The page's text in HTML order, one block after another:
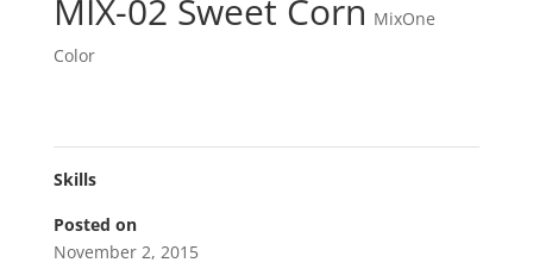
MIX-02 Sweet Corn MixOne
Color
Skills
Posted on
November 2, 2015